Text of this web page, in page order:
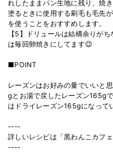
れしたままパン生地に残り、焼
塗るときに使用する刷毛も毛先
を使うことをおすすめします。
【5】ドリュールは結構余りが
は毎回卵焼きにしてます😉
■POINT
レーズンはお好みの量でいいと
gとお湯で戻したレーズン165g
はドライレーズン165gになって
----
詳しいレシピは「黒わんこカフ
----